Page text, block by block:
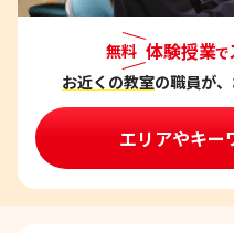
無料 体験授業で
お近くの教室の職員が
エリアやキー